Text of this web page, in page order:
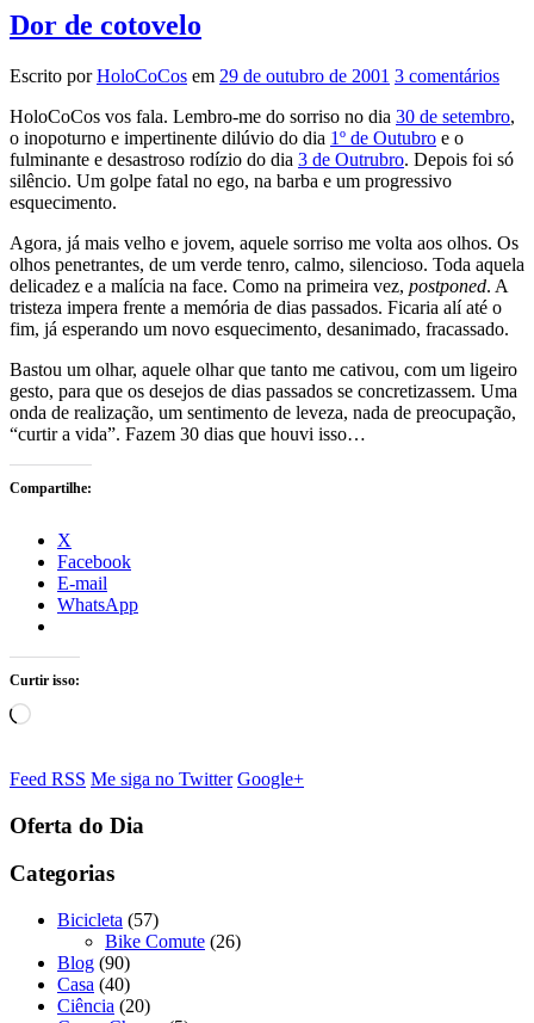
Dor de cotovelo
Escrito porHoloCoCos em 29 de outubro de 2001 3 comentários
HoloCoCos vos fala. Lembro-me do sorriso no dia 30 de setembro,
o inopoturno e impertinente dilúvio do dia 1º de Outubro e o
fulminante e desastroso rodízio do dia 3 de Outrubro. Depois foi só
silêncio. Um golpe fatal no ego, na barba e um progressivo
esquecimento.
Agora, já mais velho e jovem, aquele sorriso me volta aos olhos. Os
olhos penetrantes, de um verde tenro, calmo, silencioso. Toda aquela
delicadez e a malícia na face. Como na primeira vez, postponed. A
tristeza impera frente a memória de dias passados. Ficaria alí até o
fim, já esperando um novo esquecimento, desanimado, fracassado.
Bastou um olhar, aquele olhar que tanto me cativou, com um ligeiro
gesto, para que os desejos de dias passados se concretizassem. Uma
onda de realização, um sentimento de leveza, nada de preocupação,
“curtir a vida”. Fazem 30 dias que houvi isso…
Compartilhe:
X
Facebook
E-mail
WhatsApp
Curtir isso:
Carregando...
Feed RSS Me siga no Twitter Google+
Oferta do Dia
Categorias
Bicicleta (57)
Bike Comute (26)
Blog (90)
Casa (40)
Ciência (20)